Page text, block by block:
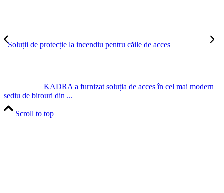
Soluții de protecție la incendiu pentru căile de acces
KADRA a furnizat soluția de acces în cel mai modern
sediu de birouri din ...
Scroll to top